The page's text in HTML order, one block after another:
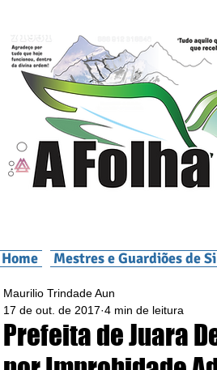
Home Mestres e Guardiões de Si
Prefeita de Juara
Maurilio Trindade Aun
17 de out. de 2017 4 min de leitura